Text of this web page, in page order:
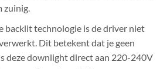
zuinig.
backlit technologie is de driver niet
Dit betekent dat je geen
deze downlight direct aan 220-240V